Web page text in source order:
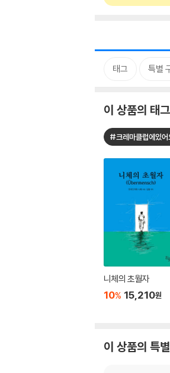
태그 특별
이 상품의 태그
#크레마클럽에있어
니체의 초월자
10% 15,210원
이 상품의 특